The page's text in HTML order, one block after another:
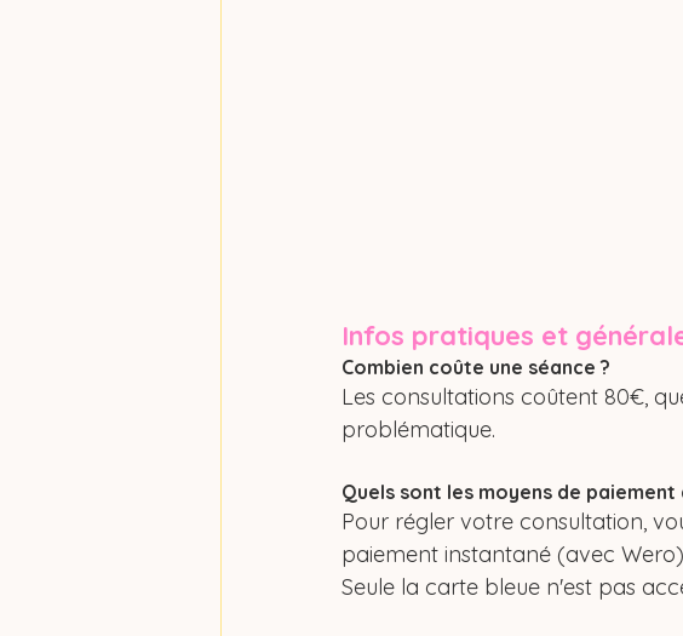
Infos pratiques et
Combien coûte une séance ?
Les consultations coûtent 80€,
problématique.
Quels sont les moyens de paiement
Pour régler votre consultation,
paiement instantané (avec
Seule la carte bleue n'est pas